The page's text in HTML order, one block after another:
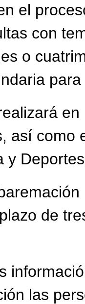
el
con
o
así como
y
de
las